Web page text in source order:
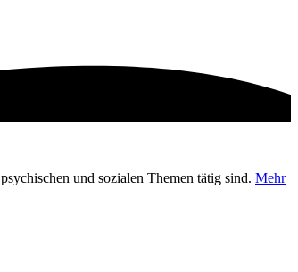
und sozialen Themen tätig sind. Mehr